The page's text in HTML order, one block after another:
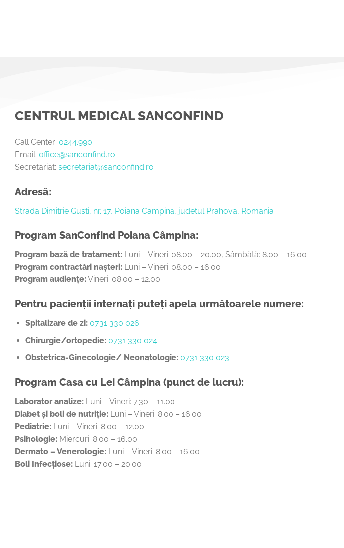
CENTRUL MEDICAL SANCONFIND
Call Center: 0244.990
Email: office@sanconfind.ro
Secretariat: secretariat@sanconfind.ro
Adresă:
Strada Dimitrie Gusti, nr. 17, Poiana Campina, judetul Prahova, Romania
Program SanConfind Poiana Câmpina:
Program bază de tratament: Luni – Vineri: 08.00 – 20.00, Sâmbătă: 8.00 – 16.00
Program contractări nașteri: Luni – Vineri: 08.00 – 16.00
Program audiențe:Vineri: 08.00 – 12.00
Pentru pacienții internați puteți apela următoarele numere:
Spitalizare de zi: 0731 330 026
Chirurgie/ortopedie: 0731 330 024
Obstetrica-Ginecologie/ Neonatologie: 0731 330 023
Program Casa cu Lei Câmpina (punct de lucru):
Laborator analize: Luni – Vineri: 7.30 – 11.00
Diabet și boli de nutriție: Luni – Vineri: 8.00 – 16.00
Pediatrie: Luni – Vineri: 8.00 – 12.00
Psihologie: Miercuri: 8.00 – 16.00
Dermato – Venerologie: Luni – Vineri: 8.00 – 16.00
Boli Infecțiose: Luni: 17.00 – 20.00